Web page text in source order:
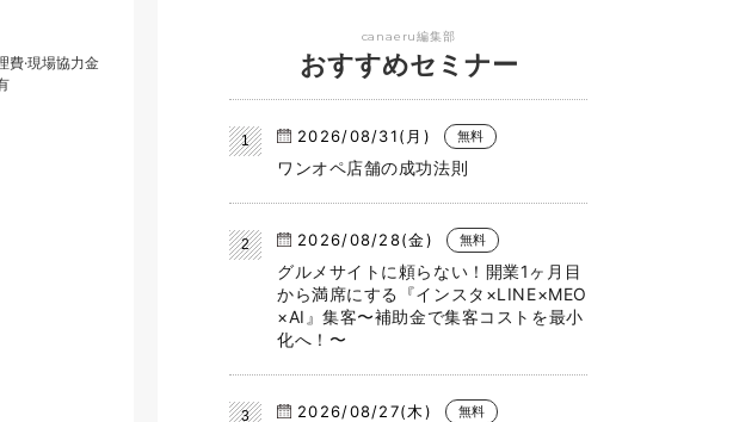
費·現場協力金
canaeru編集部
おすすめセミナー
2026/08/31(月) 無料
ワンオペ店舗の成功法則
2026/08/28(金) 無料
グルメサイトに頼らない！開業1ヶ月目
から満席にする『インスタ×LINE×MEO
×AI』集客〜補助金で集客コストを最小
化へ！〜
2026/08/27(木) 無料